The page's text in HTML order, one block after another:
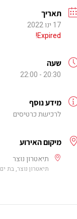
תאריך
17 ינו 2022
Expired!
שעה
20:30 - 22:00
מידע נוסף
לרכישת כרטיסים
מיקום האירוע
תיאטרון נוצר
תיאטרון נוצר, בת ים